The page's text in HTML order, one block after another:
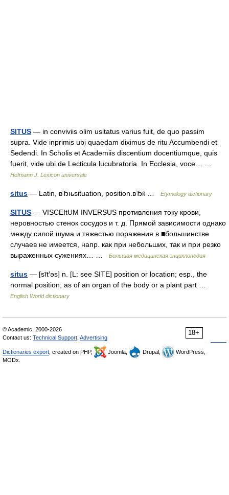
SITUS — in conviviis olim usitatus varius fuit, de quo passim
supra. Vide inprimis ubi quaedam diximus de ritu Accumbendi et
Sedendi. In Scholis et Academiis discentium docentiumque, quis
fuerit, vide ubi de Lecticula lucubratoria. In Ecclesia, voce… …
Hofmann J. Lexicon universale
situs — Latin, вЂњsituation, position.вЂќ … Etymology dictionary
SITUS — VІSCEItUM INVERSUS противления току крови,
неровностью стенок сосудов и т. д. Прямой зависимости однако
между силой шума и тяжестью поражения в ■большинстве
случаев не имеется, напр. как при небольших, так и при резко
выраженных сужениях… …
Большая медицинская энциклопедия
situs — [sīt′əs] n. [L: see SITE] position or location; esp., the
normal position, as of an organ of the body or a plant part …
English World dictionary
18+
© Academic, 2000-2026
Contact us: Technical Support Advertising
Dictionaries export , created on PHP, Joomla, Drupal,
WordPress,
MODx.